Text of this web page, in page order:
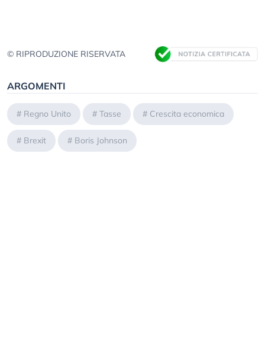
© RIPRODUZIONE RISERVATA
ARGOMENTI
# Regno Unito # Tasse # Crescita economica
# Brexit # Boris Johnson